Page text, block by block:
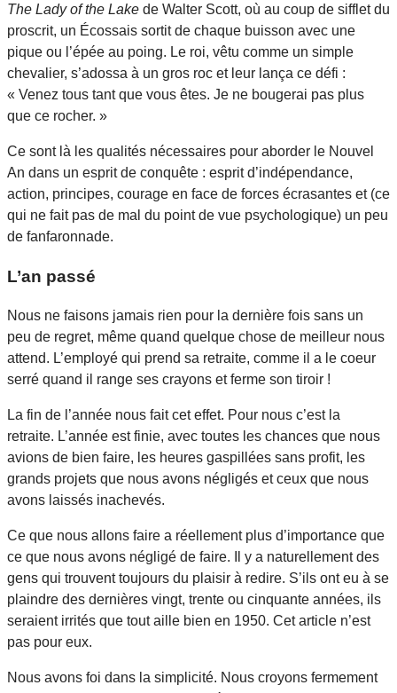
The Lady of the Lake de Walter Scott, où au coup de sifflet du
proscrit, un Écossais sortit de chaque buisson avec une
pique ou l’épée au poing. Le roi, vêtu comme un simple
chevalier, s’adossa à un gros roc et leur lança ce défi :
« Venez tous tant que vous êtes. Je ne bougerai pas plus
que ce rocher. »
Ce sont là les qualités nécessaires pour aborder le Nouvel
An dans un esprit de conquête : esprit d’indépendance,
action, principes, courage en face de forces écrasantes et (ce
qui ne fait pas de mal du point de vue psychologique) un peu
de fanfaronnade.
L’an passé
Nous ne faisons jamais rien pour la dernière fois sans un
peu de regret, même quand quelque chose de meilleur nous
attend. L’employé qui prend sa retraite, comme il a le coeur
serré quand il range ses crayons et ferme son tiroir !
La fin de l’année nous fait cet effet. Pour nous c’est la
retraite. L’année est finie, avec toutes les chances que nous
avions de bien faire, les heures gaspillées sans profit, les
grands projets que nous avons négligés et ceux que nous
avons laissés inachevés.
Ce que nous allons faire a réellement plus d’importance que
ce que nous avons négligé de faire. Il y a naturellement des
gens qui trouvent toujours du plaisir à redire. S’ils ont eu à se
plaindre des dernières vingt, trente ou cinquante années, ils
seraient irrités que tout aille bien en 1950. Cet article n’est
pas pour eux.
Nous avons foi dans la simplicité. Nous croyons fermement